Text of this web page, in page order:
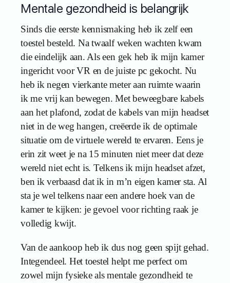
Mentale gezondheid is belangrijk
Sinds die eerste kennismaking heb ik zelf een
toestel besteld. Na twaalf weken wachten kwam
die eindelijk aan. Als een gek heb ik mijn kamer
ingericht voor VR en de juiste pc gekocht. Nu
heb ik negen vierkante meter aan ruimte waarin
ik me vrij kan bewegen. Met beweegbare kabels
aan het plafond, zodat de kabels van mijn headset
niet in de weg hangen, creëerde ik de optimale
situatie om de virtuele wereld te ervaren. Eens je
erin zit weet je na 15 minuten niet meer dat deze
wereld niet echt is. Telkens ik mijn headset afzet,
ben ik verbaasd dat ik in m’n eigen kamer sta. Al
sta je wel telkens naar een andere hoek van de
kamer te kijken: je gevoel voor richting raak je
volledig kwijt.
Van de aankoop heb ik dus nog geen spijt gehad.
Integendeel. Het toestel helpt me perfect om
zowel mijn fysieke als mentale gezondheid te